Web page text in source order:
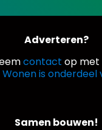
Adverteren?
contact op met
Wonen is
Samen bouwen!